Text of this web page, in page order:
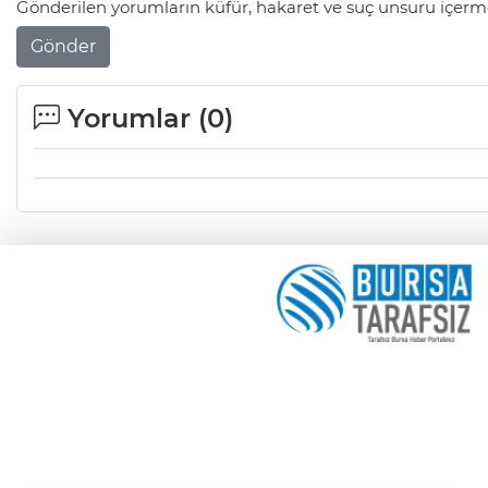
Gönderilen yorumların küfür, hakaret ve suç unsuru
Gönder
Yorumlar (0)